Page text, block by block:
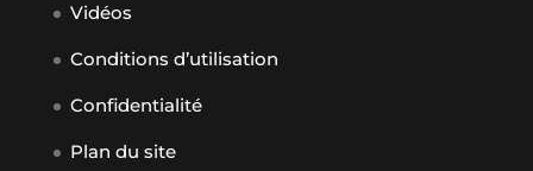
Vidéos
Conditions d’utilisation
Confidentialité
Plan du site